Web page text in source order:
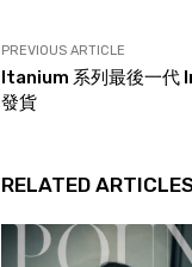
PREVIOUS ARTICLE
Itanium 系列最後一代
發貨
RELATED